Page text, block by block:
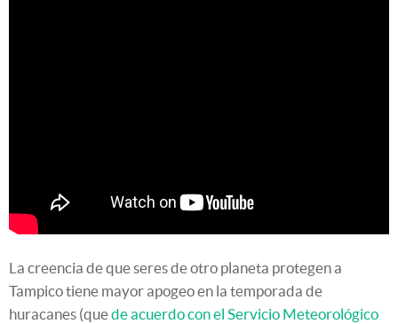
La creencia de que seres de otro planeta protegen a
Tampico tiene mayor apogeo en la temporada de
huracanes (quede acuerdo con el Servicio Meteorológico